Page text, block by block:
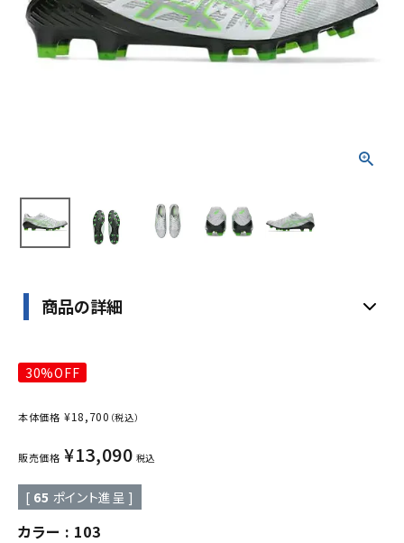
INFORMATIOM
プライバシーポリシー
商品の詳細
30%OFF
本体価格 ¥18,700 （税込）
販売価格 ¥13,090 税込
[ 65 ポイント進呈 ]
カラー 103